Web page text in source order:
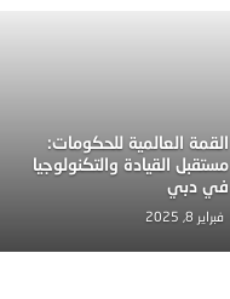
القمة العالمية للحكومات:
مستقبل القيادة والتكنولوجيا
في دبي
فبراير 8, 2025